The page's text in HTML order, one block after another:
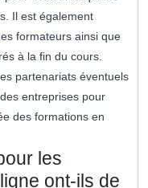
Il est également
formateurs ainsi que
à la fin du cours.
partenariats éventuels
entreprises pour
des formations en
les
ont-ils de